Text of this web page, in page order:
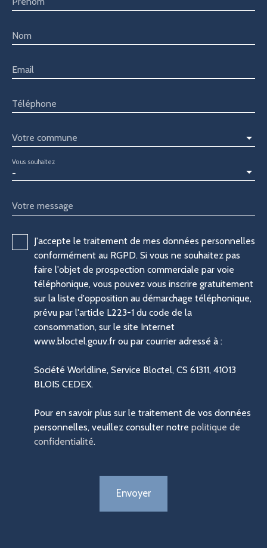
Nom
Email
Téléphone
Votre commune
-
Vous souhaitez
Votre message
J'accepte le traitement de mes données personnelles
conformément au RGPD. Si vous ne souhaitez pas
faire l'objet de prospection commerciale par voie
téléphonique, vous pouvez vous inscrire gratuitement
sur la liste d'opposition au démarchage téléphonique,
prévu par l'article L223-1 du code de la
consommation, sur le site Internet
www.bloctel.gouv.fr ou par courrier adressé à :
Société Worldline, Service Bloctel, CS 61311, 41013
BLOIS CEDEX.
Pour en savoir plus sur le traitement de vos données
personnelles, veuillez consulter notre politique de
confidentialité.
Envoyer